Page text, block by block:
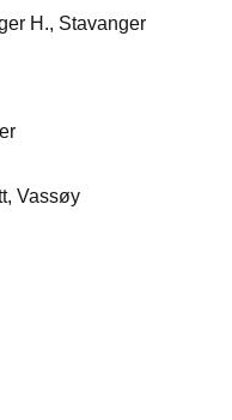
H., Stavanger
Vassøy